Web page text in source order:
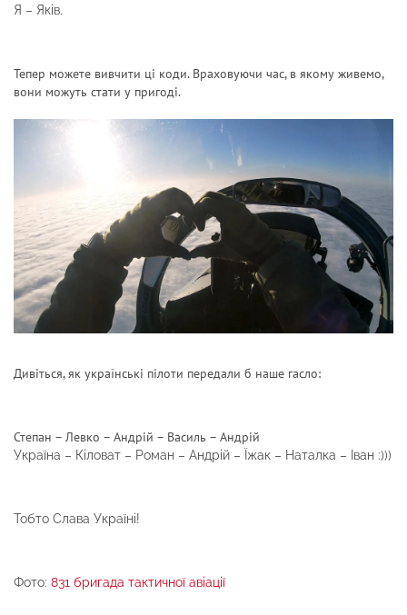
Я – Яків.
Тепер можете вивчити ці коди. Враховуючи час, в якому живемо,
вони можуть стати у пригоді.
Дивіться, як українські пілоти передали б наше гасло:
Степан – Левко – Андрій – Василь – Андрій
Україна – Кіловат – Роман – Андрій – Їжак – Наталка – Іван :)))
Тобто Слава Україні!
Фото: 831 бригада тактичної авіації